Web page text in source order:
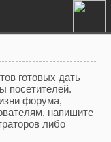
готовых дать
посетителей.
форума,
напишите
либо